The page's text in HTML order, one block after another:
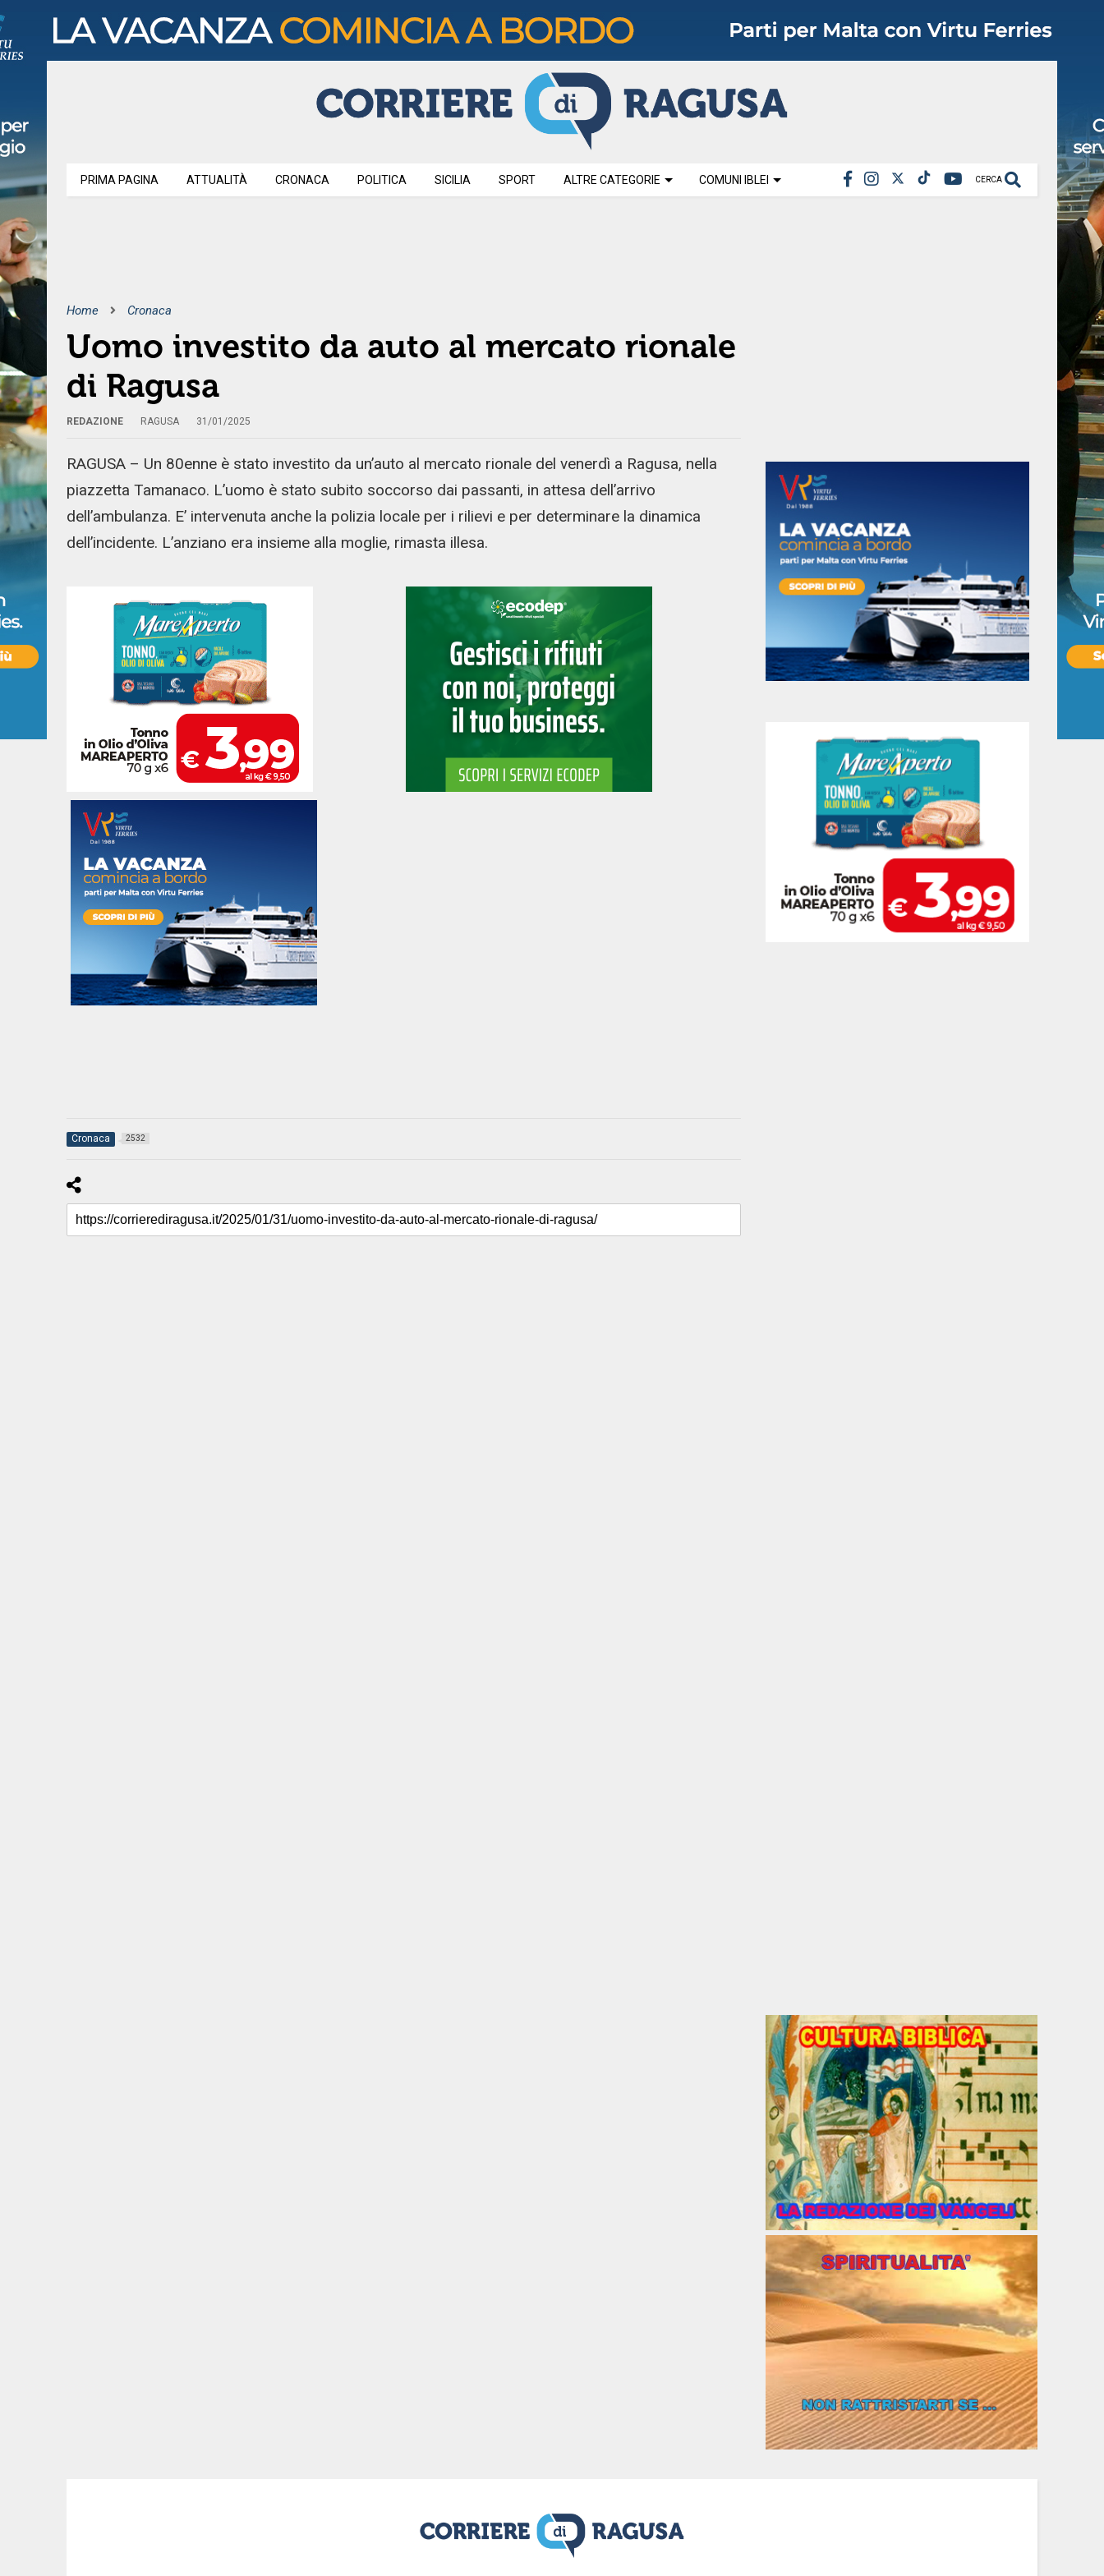
CERCA
PRIMA PAGINA ATTUALITÀ CRONACA POLITICA SICILIA SPORT ALTRE CATEGORIE COMUNI IBLEI
Home Cronaca
Uomo investito da auto al mercato rionale
di Ragusa
REDAZIONE RAGUSA 31/01/2025
RAGUSA – Un 80enne è stato investito da un’auto al mercato rionale del venerdì a Ragusa, nella
piazzetta Tamanaco. L’uomo è stato subito soccorso dai passanti, in attesa dell’arrivo
dell’ambulanza. E’ intervenuta anche la polizia locale per i rilievi e per determinare la dinamica
dell’incidente. L’anziano era insieme alla moglie, rimasta illesa.
Cronaca 2532